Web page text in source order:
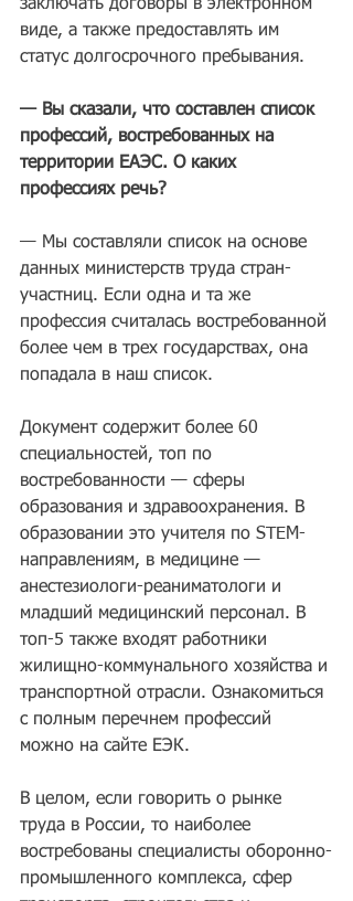
заключать договоры в электронном
виде, а также предоставлять им
статус долгосрочного пребывания.
— Вы сказали, что составлен список
профессий, востребованных на
территории ЕАЭС. О каких
профессиях речь?
— Мы составляли список на основе
данных министерств труда стран-
участниц. Если одна и та же
профессия считалась востребованной
более чем в трех государствах, она
попадала в наш список.
Документ содержит более 60
специальностей, топ по
востребованности — сферы
образования и здравоохранения. В
образовании это учителя по STEM-
направлениям, в медицине —
анестезиологи-реаниматологи и
младший медицинский персонал. В
топ-5 также входят работники
жилищно-коммунального хозяйства и
транспортной отрасли. Ознакомиться
с полным перечнем профессий
можно на сайте ЕЭК.
В целом, если говорить о рынке
труда в России, то наиболее
востребованы специалисты оборонно-
промышленного комплекса, сфер